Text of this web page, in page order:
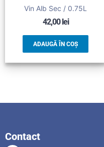
Vin Alb Sec / 0.75L
42,00lei
ADAUGĂ ÎN COȘ
Contact